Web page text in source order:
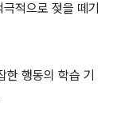
적으로 젖을 떼기
행동의 학습 기